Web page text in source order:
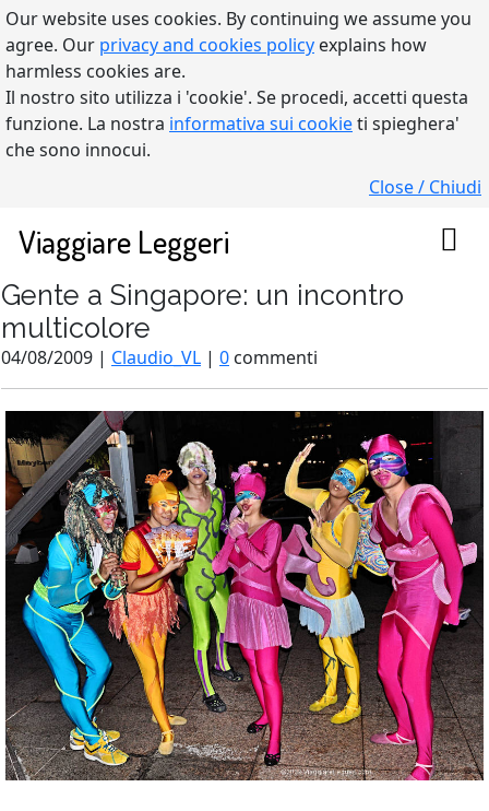
Our website uses cookies. By continuing we assume you
agree. Our privacy and cookies policy explains how
harmless cookies are.
Il nostro sito utilizza i 'cookie'. Se procedi, accetti questa
funzione. La nostra informativa sui cookieti spieghera'
che sono innocui.
Close / Chiudi
Viaggiare Leggeri
Gente a Singapore: un incontro
multicolore
04/08/2009 | Claudio_VL | 0 commenti